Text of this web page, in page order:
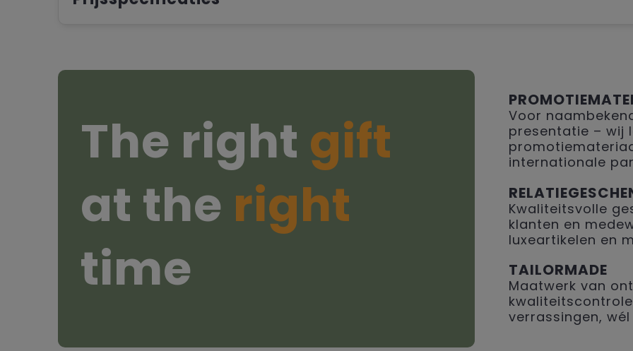
The right gift
at the right
time
Voor
presentatie – wij
internationale
Kwaliteitsvolle
klanten en
luxeartikelen en
TAILORMADE
Maatwerk van
verrassingen,